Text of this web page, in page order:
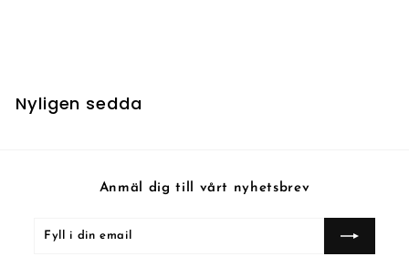
Nyligen sedda
Anmäl dig till vårt nyhetsbrev
Fyll
Prenumerera